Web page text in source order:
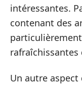
intéressantes.
contenant des
rafraîchissantes
Un autre